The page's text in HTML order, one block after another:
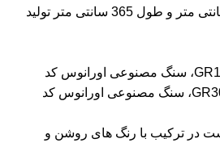
به رنگ کرم روشن با دانه بندی ریز و درشت به رنگ های سفید و نسکافه ای در ضخامت 12 میلی متر، به عرض 75 سانتی متر و طول 365 سانتی متر تولید
، سنگ مصنوعی اورانوس کد
در ترکیب با رنگ های روشن و